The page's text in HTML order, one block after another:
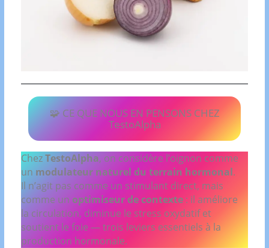
🧩 CE QUE NOUS EN PENSONS CHEZ
TestoAlpha
ChezTestoAlpha, on considère l’oignon comme
un modulateur naturel du terrain hormonal.
Il n’agit pas comme un stimulant direct, mais
comme un optimiseur de contexte : il améliore
la circulation, diminue le stress oxydatif et
soutient le foie — trois leviers essentiels à la
production hormonale.